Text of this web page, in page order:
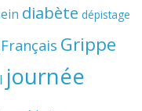
diabète dépistage
Français Grippe
journée